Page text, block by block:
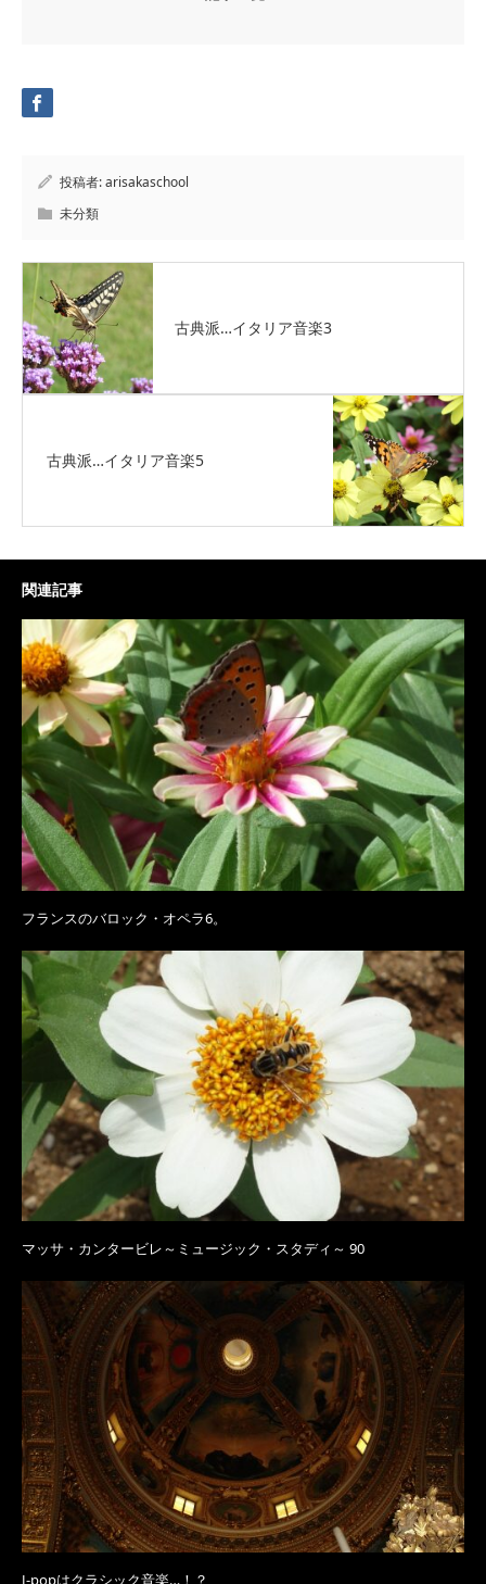
投稿者:arisakaschool
未分類
古典派…イタリア音楽3
古典派…イタリア音楽5
関連記事
フランスのバロック・オペラ6。
マッサ・カンタービレ～ミュージック・スタディ～ 90
J-popはクラシック音楽…！？